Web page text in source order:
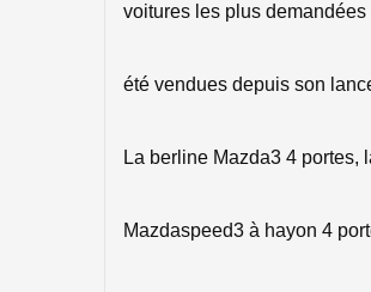
voitures les plus
été vendues depuis son
La berline Mazda3 4 portes,
Mazdaspeed3 à hayon 4